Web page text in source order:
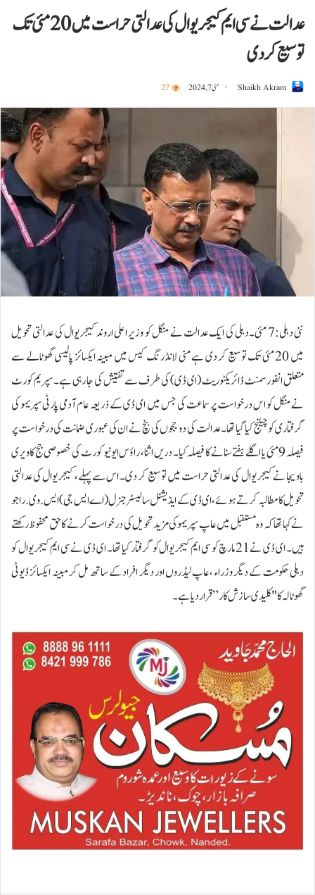
عدالت نے سی ایم کیجریوال کی عدالتی حراست میں 20 مئی تک
توسیع کردی
Shaikh Akram مئی 7, 2024 27
نئی دہلی:7 مئی۔دہلی کی ایک عدالت نے منگل کو وزیر اعلی اروند کیجریوال کی عدالتی تحویل
میں 20 مئی تک توسیع کر دی ہے منی لانڈرنگ کیس میں مبینہ ایکسائز پالیسی گھوٹالے سے
متعلق انفورسمنٹ ڈائریکٹوریٹ (ای ڈی) کی طرف سے تفتیش کی جا رہی ہے۔ سپریم کورٹ
نے منگل کو اس درخواست پر سماعت کی جس میں ای ڈی کے ذریعہ عام آدمی پارٹی سپریمو کی
گرفتاری کو چیلنج کیا گیا تھا۔ عدالت کی دو ججوں کی بنچ نے ان کی عبوری ضمانت کی درخواست پر
فیصلہ 9 مئی یا اگلے ہفتے سنانے کا فیصلہ کیا۔ دریں اثنا، راؤس ایونیو کورٹ کی خصوصی جج کاویری
باویجا نے کیجریوال کی عدالتی حراست میں توسیع کر دی۔ اس سے پہلے، کیجریوال کی عدالتی
تحویل کا مطالبہ کرتے ہوئے، ای ڈی کے ایڈیشنل سالیسٹر جنرل (اے ایس جی) ایس.وی. راجو
نے کہا تھا کہ وہ مستقبل میں عاپ سپریمو کی مزید تحویل کی درخواست کرنے کا حق محفوظ رکھتے
ہیں۔ ای ڈی نے 21 مارچ کو سی ایم کیجریوال کو گرفتار کیا تھا۔ ای ڈی نے سی ایم کیجریوال کو
دہلی حکومت کے دیگر وزراء ،عاپ لیڈروں اور دیگر افراد کے ساتھ مل کر مبینہ ایکسائز ڈیوٹی
گھوٹالہ کا "کلیدی سازش کار” قرار دیا ہے۔